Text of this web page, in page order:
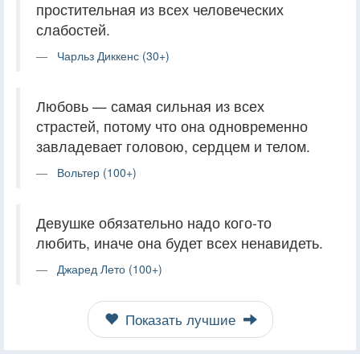
простительная из всех человеческих
слабостей.
Чарльз Диккенс (30+)
Любовь — самая сильная из всех
страстей, потому что она одновременно
завладевает головою, сердцем и телом.
Вольтер (100+)
Девушке обязательно надо кого-то
любить, иначе она будет всех ненавидеть.
Джаред Лето (100+)
Показать лучшие